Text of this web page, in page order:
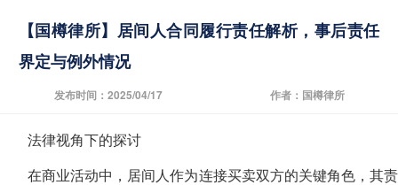
【国樽律所】居间人合同履行责任解析，事后责任
界定与例外情况
发布时间：2025/04/17 作者：国樽律所
法律视角下的探讨
在商业活动中，居间人作为连接买卖双方的关键角色，其责